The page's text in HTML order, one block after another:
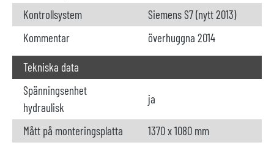
Kontrollsystem
Siemens S7 (nytt 2013)
Kommentar
överhuggna 2014
Tekniska data
Spänningsenhet
hydraulisk
ja
Mått på monteringsplatta
1370 x 1080 mm